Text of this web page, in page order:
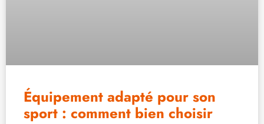
Équipement adapté pour son
sport : comment bien choisir